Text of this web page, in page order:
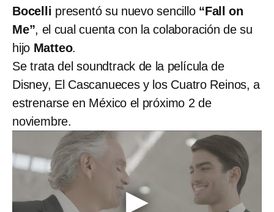
Bocelli presentó su nuevo sencillo “Fall on
Me”, el cual cuenta con la colaboración de su
hijo Matteo.
Se trata del soundtrack de la película de
Disney, El Cascanueces y los Cuatro Reinos, a
estrenarse en México el próximo 2 de
noviembre.